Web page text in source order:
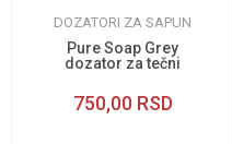
DOZATORI ZA SAPUN
Pure Soap Grey
dozator za tečni
750,00 RSD